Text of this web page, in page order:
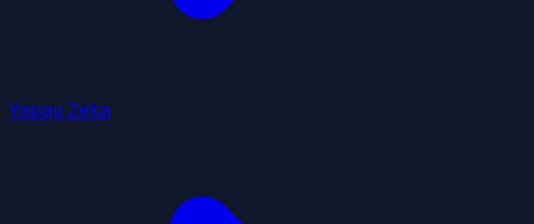
Yapay Zeka